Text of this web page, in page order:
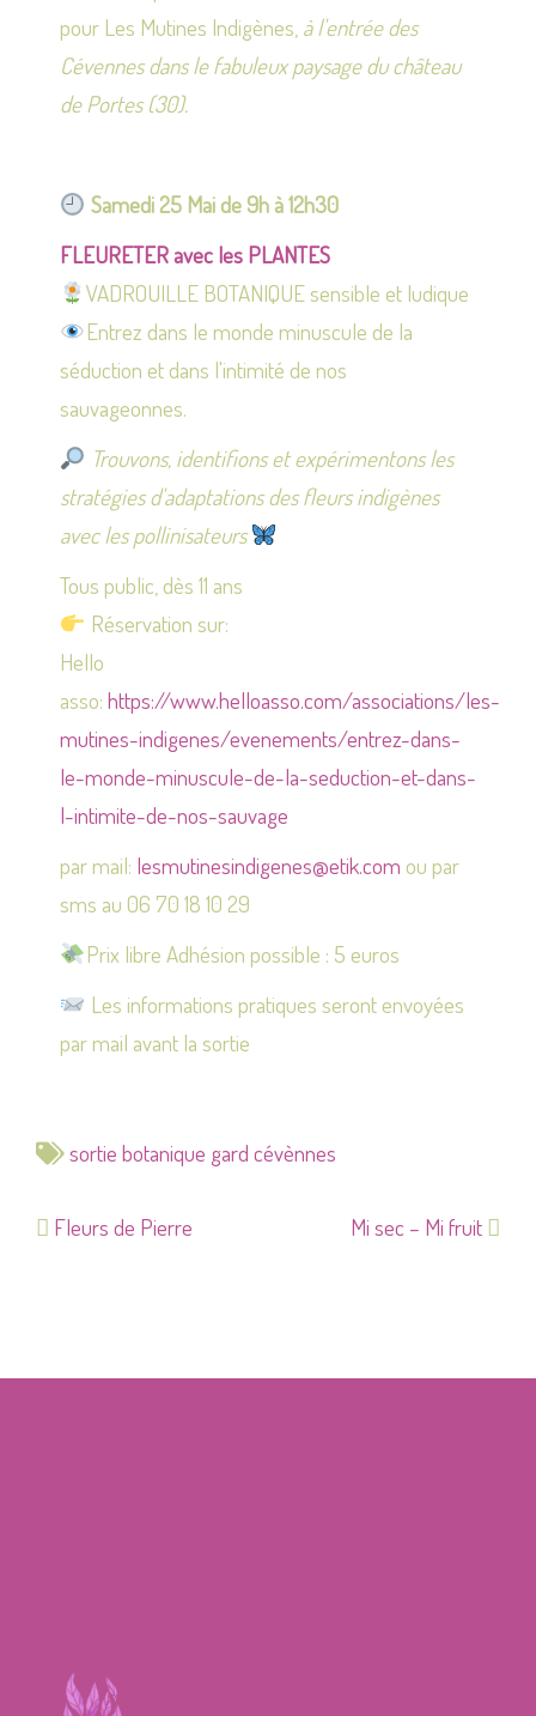
pour Les Mutines Indigènes, à l'entrée des
Cévennes dans le fabuleux paysage du château
de Portes (30).
Samedi 25 Mai de 9h à 12h30
FLEURETER avec les PLANTES
VADROUILLE BOTANIQUE sensible et ludique
Entrez dans le monde minuscule de la
séduction et dans l'intimité de nos
sauvageonnes.
Trouvons, identifions et expérimentons les
stratégies d'adaptations des fleurs indigènes
avec les pollinisateurs
Tous public, dès 11 ans
Réservation sur:
Hello
asso: https://www.helloasso.com/associations/les-
mutines-indigenes/evenements/entrez-dans-
le-monde-minuscule-de-la-seduction-et-dans-
l-intimite-de-nos-sauvage
par mail: lesmutinesindigenes@etik.com ou par
sms au 06 70 18 10 29
Prix libre Adhésion possible : 5 euros
Les informations pratiques seront envoyées
par mail avant la sortie
sortie botanique gard cévènnes
Navigation
Fleurs de Pierre Mi sec – Mi fruit